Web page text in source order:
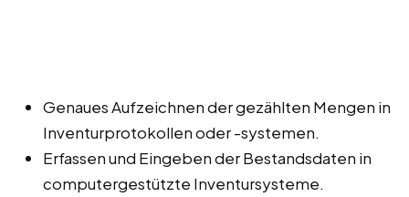
Genaues Aufzeichnen der gezählten Mengen in
Inventurprotokollen oder -systemen.
Erfassen und Eingeben der Bestandsdaten in
computergestützte Inventursysteme.